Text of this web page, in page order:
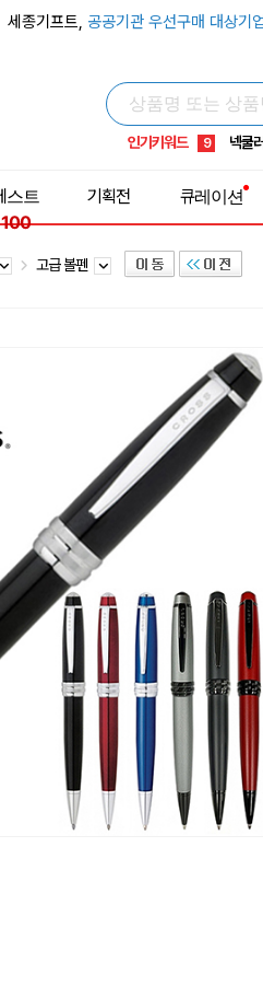
세종기프트, 공공기관 우선구매 대상기
인기키워드
5 키캡
8 쿨토
9 넥쿨
1 선풍기
스트
100
기획전 큐레이션
고급 볼펜